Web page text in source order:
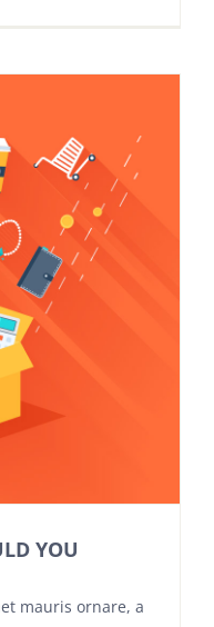
YOU
mauris ornare, a